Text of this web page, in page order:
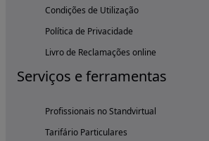
Condições de Utilização
Política de Privacidade
Livro de Reclamações online
Serviços e ferramentas
Profissionais no Standvirtual
Tarifário Particulares